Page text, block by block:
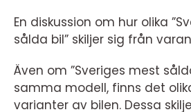
En diskussion om hur olika
sålda bil” skiljer sig från
Även om ”Sveriges mest
samma modell, finns det
varianter av bilen. Dessa